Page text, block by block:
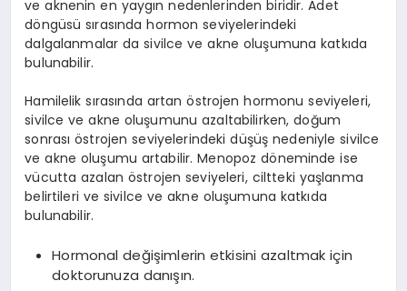
ve aknenin en yaygın nedenlerinden biridir. Adet
döngüsü sırasında hormon seviyelerindeki
dalgalanmalar da sivilce ve akne oluşumuna katkıda
bulunabilir.
Hamilelik sırasında artan östrojen hormonu seviyeleri,
sivilce ve akne oluşumunu azaltabilirken, doğum
sonrası östrojen seviyelerindeki düşüş nedeniyle sivilce
ve akne oluşumu artabilir. Menopoz döneminde ise
vücutta azalan östrojen seviyeleri, ciltteki yaşlanma
belirtileri ve sivilce ve akne oluşumuna katkıda
bulunabilir.
Hormonal değişimlerin etkisini azaltmak için
doktorunuza danışın.